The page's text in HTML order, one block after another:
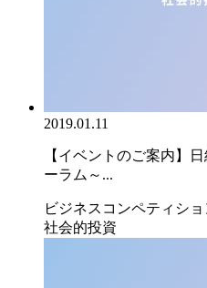
2019.01.11
【イベントのご案内】
ーラム～...
ビジネスコンペティショ
社会的投資